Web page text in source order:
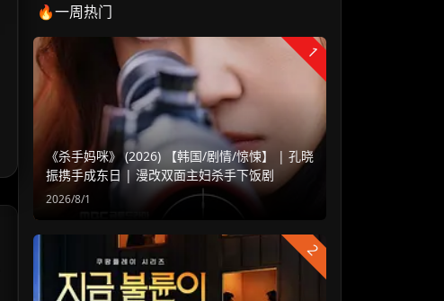
🔥一周热门
1
《杀手妈咪》 (2026) 【韩国/剧情/惊悚】 | 孔晓
振携手成东日 | 漫改双面主妇杀手下饭剧
2026/8/1
2